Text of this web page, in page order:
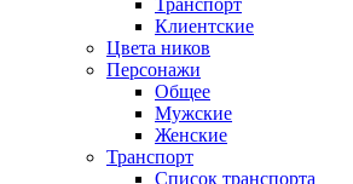
Транспорт
Клиентские
Цвета ников
Персонажи
Общее
Мужские
Женские
Транспорт
Список транспорта